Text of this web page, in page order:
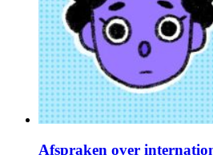
Afspraken over